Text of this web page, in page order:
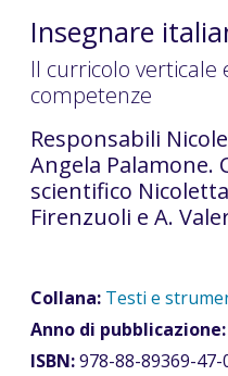
Insegnare
Il curricolo verticale
competenze
Responsabili
Angela Palamone.
scientifico
Firenzuoli e A.
Collana: Testi e
Anno di pubblicazione:
ISBN:978-88-89369-47-